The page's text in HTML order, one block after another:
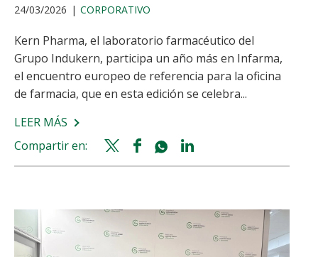
24/03/2026 CORPORATIVO
Kern Pharma, el laboratorio farmacéutico del
Grupo Indukern, participa un año más en Infarma,
el encuentro europeo de referencia para la oficina
de farmacia, que en esta edición se celebra...
LEER MÁS SOBRE
KERN
INFARMA
CON
Compartir en:
Twitter
share
Facebook
share
Whatsapp
shareshare